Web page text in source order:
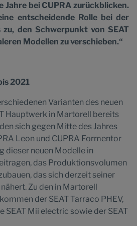
Jahre bei CUPRA zurückblicken.
entscheidende Rolle bei der
zu, den Schwerpunkt von SEAT
Modellen zu verschieben.“
2021
Varianten des neuen
Hauptwerk in Martorell bereits
sich gegen Mitte des Jahres
Leon und CUPRA Formentor
dieser neuen Modelle in
das Produktionsvolumen
das sich derzeit seiner
Zu den in Martorell
der SEAT Tarraco PHEV,
SEAT Mii electric sowie der SEAT